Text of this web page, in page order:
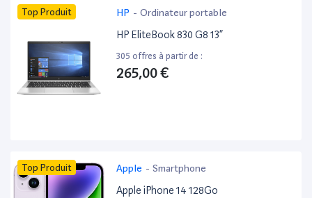
Top Produit HP - Ordinateur portable
HP EliteBook 830 G8 13”
305 offres à partir de :
265,00 €
Top Produit Apple - Smartphone
Apple iPhone 14 128Go